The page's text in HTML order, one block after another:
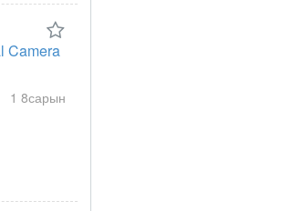
Camera
1 8сарын